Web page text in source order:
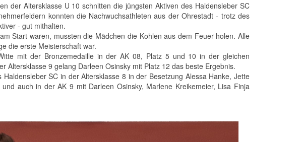
der Altersklasse U 10 schnitten die jüngsten Aktiven des Haldensleber SC
konnten die Nachwuchsathleten aus der Ohrestadt - trotz des
- gut mithalten.
Start waren, mussten die Mädchen die Kohlen aus dem Feuer holen. Alle
die erste Meisterschaft war.
mit der Bronzemedaille in der AK 08, Platz 5 und 10 in der gleichen
Altersklasse 9 gelang Darleen Osinsky mit Platz 12 das beste Ergebnis.
SC in der Altersklasse 8 in der Besetzung Alessa Hanke, Jette
auch in der AK 9 mit Darleen Osinsky, Marlene Kreikemeier, Lisa Finja